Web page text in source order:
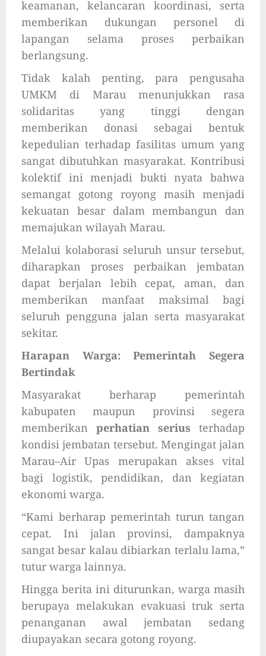
keamanan, kelancaran koordinasi, serta
memberikan dukungan personel di
lapangan selama proses perbaikan
berlangsung.
Tidak kalah penting, para pengusaha
UMKM di Marau menunjukkan rasa
solidaritas yang tinggi dengan
memberikan donasi sebagai bentuk
kepedulian terhadap fasilitas umum yang
sangat dibutuhkan masyarakat. Kontribusi
kolektif ini menjadi bukti nyata bahwa
semangat gotong royong masih menjadi
kekuatan besar dalam membangun dan
memajukan wilayah Marau.
Melalui kolaborasi seluruh unsur tersebut,
diharapkan proses perbaikan jembatan
dapat berjalan lebih cepat, aman, dan
memberikan manfaat maksimal bagi
seluruh pengguna jalan serta masyarakat
sekitar.
Harapan Warga: Pemerintah Segera
Bertindak
Masyarakat berharap pemerintah
kabupaten maupun provinsi segera
memberikan perhatian serius terhadap
kondisi jembatan tersebut. Mengingat jalan
Marau–Air Upas merupakan akses vital
bagi logistik, pendidikan, dan kegiatan
ekonomi warga.
“Kami berharap pemerintah turun tangan
cepat. Ini jalan provinsi, dampaknya
sangat besar kalau dibiarkan terlalu lama,”
tutur warga lainnya.
Hingga berita ini diturunkan, warga masih
berupaya melakukan evakuasi truk serta
penanganan awal jembatan sedang
diupayakan secara gotong royong.